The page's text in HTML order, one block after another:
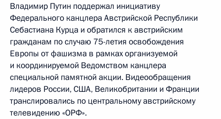
Владимир Путин поддержал инициативу
Федерального канцлера Австрийской Республики
Себастиана Курца и обратился к австрийским
гражданам по случаю 75-летия освобождения
Европы от фашизма в рамках организуемой
и координируемой Ведомством канцлера
специальной памятной акции. Видеообращения
лидеров России, США, Великобритании и Франции
транслировались по центральному австрийскому
телевидению «ОРФ».